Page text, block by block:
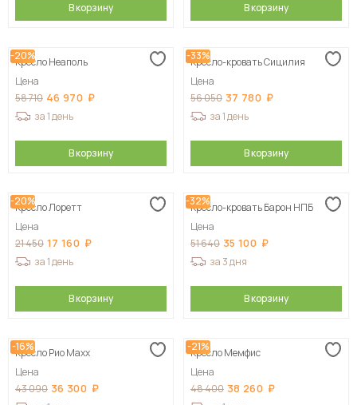
В корзину В корзину
-20%
Кресло Неаполь
Цена
58 710 46 970
за 1 день
В корзину
-33%
Кресло-кровать Сицилия
Цена
56 050 37 780
за 1 день
В корзину
-20%
Кресло Лоретт
Цена
21 450 17 160
за 1 день
В корзину
-32%
Кресло-кровать Барон НПБ
Цена
51 640 35 100
за 3 дня
В корзину
-16%
Кресло Рио Maxx
Цена
43 090 36 300
-21%
Кресло Мемфис
Цена
48 400 38 260